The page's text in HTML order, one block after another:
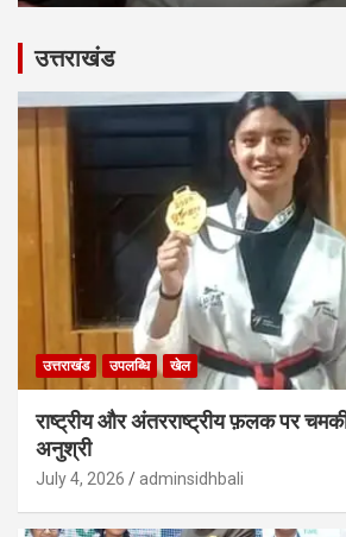
उत्तराखंड
उत्तराखंड उपलब्धि खेल
राष्ट्रीय और अंतरराष्ट्रीय फ़लक पर चमकी
अनुश्री
July 4, 2026 adminsidhbali